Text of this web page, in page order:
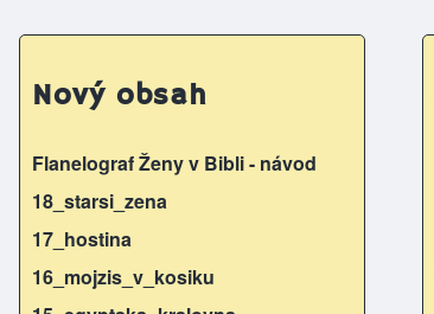
Nový obsah
Flanelograf Ženy v Bibli - návod
18_starsi_zena
17_hostina
16_mojzis_v_kosiku